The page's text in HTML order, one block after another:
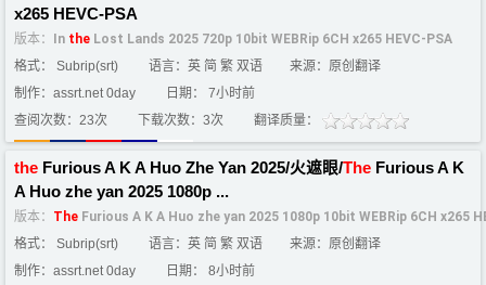
x265 HEVC-PSA
版本： In the Lost Lands 2025 720p 10bit WEBRip 6CH x265 HEVC-PSA
格式： Subrip(srt)
语言：英 简 繁 双语
来源：原创翻译
制作：assrt.net 0day
日期： 7小时前
查阅次数：23次
下载次数：3次 翻译质量：
the Furious A K A Huo Zhe Yan 2025/火遮眼/The Furious A K
A Huo zhe yan 2025 1080p ...
版本： The Furious A K A Huo zhe yan 2025 1080p 10bit WEBRip 6CH x265
格式： Subrip(srt)
语言：英 简 繁 双语
来源：原创翻译
制作：assrt.net 0day
日期： 8小时前